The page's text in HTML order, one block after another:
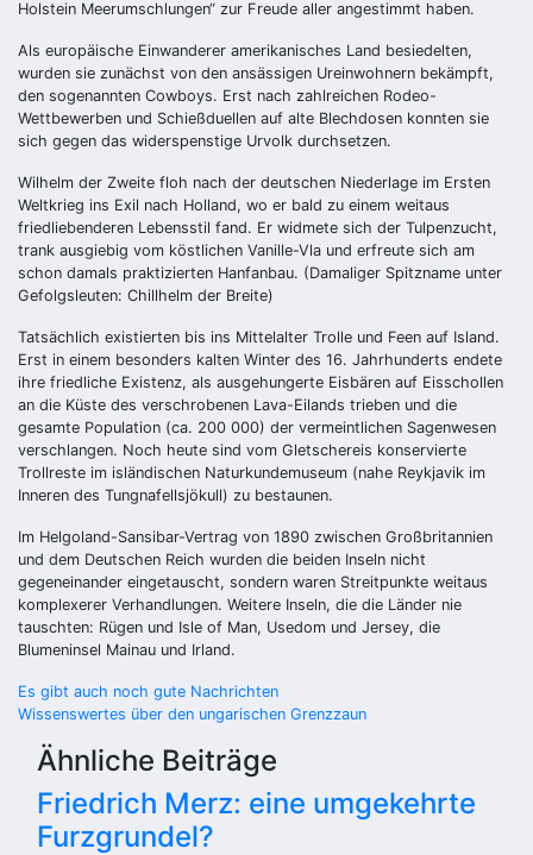
Holstein Meerumschlungen“ zur Freude aller angestimmt haben.
Als europäische Einwanderer amerikanisches Land besiedelten,
wurden sie zunächst von den ansässigen Ureinwohnern bekämpft,
den sogenannten Cowboys. Erst nach zahlreichen Rodeo-
Wettbewerben und Schießduellen auf alte Blechdosen konnten sie
sich gegen das widerspenstige Urvolk durchsetzen.
Wilhelm der Zweite floh nach der deutschen Niederlage im Ersten
Weltkrieg ins Exil nach Holland, wo er bald zu einem weitaus
friedliebenderen Lebensstil fand. Er widmete sich der Tulpenzucht,
trank ausgiebig vom köstlichen Vanille-Vla und erfreute sich am
schon damals praktizierten Hanfanbau. (Damaliger Spitzname unter
Gefolgsleuten: Chillhelm der Breite)
Tatsächlich existierten bis ins Mittelalter Trolle und Feen auf Island.
Erst in einem besonders kalten Winter des 16. Jahrhunderts endete
ihre friedliche Existenz, als ausgehungerte Eisbären auf Eisschollen
an die Küste des verschrobenen Lava-Eilands trieben und die
gesamte Population (ca. 200 000) der vermeintlichen Sagenwesen
verschlangen. Noch heute sind vom Gletschereis konservierte
Trollreste im isländischen Naturkundemuseum (nahe Reykjavik im
Inneren des Tungnafellsjökull) zu bestaunen.
Im Helgoland-Sansibar-Vertrag von 1890 zwischen Großbritannien
und dem Deutschen Reich wurden die beiden Inseln nicht
gegeneinander eingetauscht, sondern waren Streitpunkte weitaus
komplexerer Verhandlungen. Weitere Inseln, die die Länder nie
tauschten: Rügen und Isle of Man, Usedom und Jersey, die
Blumeninsel Mainau und Irland.
Beitragsnavigation
Es gibt auch noch gute Nachrichten
Wissenswertes über den ungarischen Grenzzaun
Ähnliche Beiträge
Friedrich Merz: eine umgekehrte
Furzgrundel?